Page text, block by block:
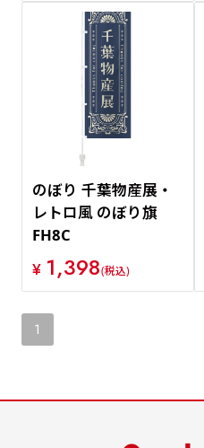
のぼり 千葉物産展・
レトロ風 のぼり旗
FH8C
¥ 1,398(税込)
1